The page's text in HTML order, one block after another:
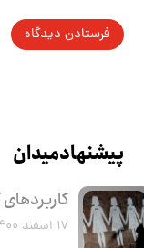
پیشنهاد میدان
۱۷ اسفند ۱۴۰۰